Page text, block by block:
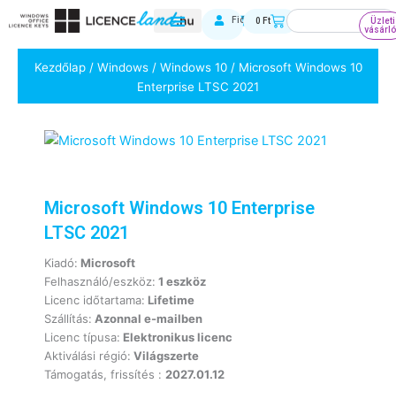
to
content
Fiókom
0 FtKosárKeresés
Üzleti
Kezdőlap/ Windows/ Windows 10/ Microsoft Windows 10
Enterprise LTSC 2021
Microsoft Windows 10 Enterprise
LTSC 2021
Kiadó: Microsoft
Felhasználó/eszköz: 1 eszköz
Licenc időtartama: Lifetime
Szállítás: Azonnal e-mailben
Licenc típusa: Elektronikus licenc
Aktiválási régió: Világszerte
Támogatás, frissítés : 2027.01.12